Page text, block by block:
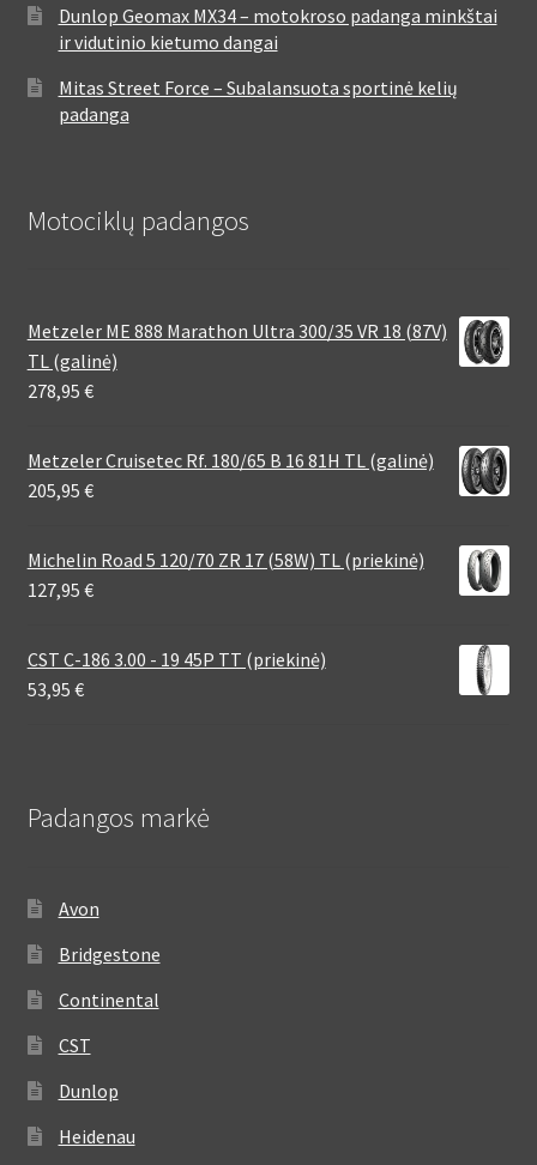
Dunlop Geomax MX34 – motokroso padanga minkštai
ir vidutinio kietumo dangai
Mitas Street Force – Subalansuota sportinė kelių
padanga
Motociklų padangos
Metzeler ME 888 Marathon Ultra 300/35 VR 18 (87V)
TL (galinė)
278,95 €
Metzeler Cruisetec Rf. 180/65 B 16 81H TL (galinė)
205,95 €
Michelin Road 5 120/70 ZR 17 (58W) TL (priekinė)
127,95 €
CST C-186 3.00 - 19 45P TT (priekinė)
53,95 €
Padangos markė
Avon
Bridgestone
Continental
CST
Dunlop
Heidenau